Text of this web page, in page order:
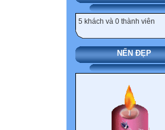
5 khách và 0 thành viên
NẾN ĐẸP